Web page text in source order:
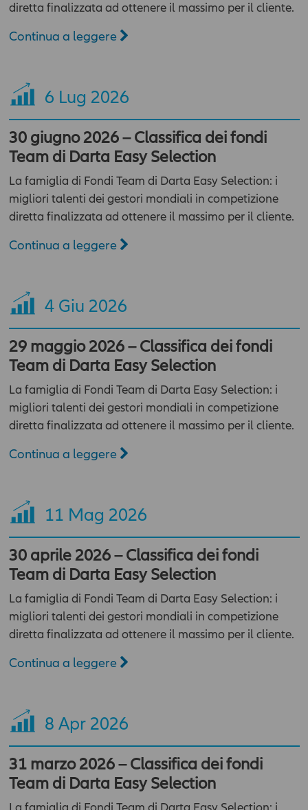
diretta finalizzata ad ottenere il massimo per il cliente.
Continua a leggere
6 Lug 2026
30 giugno 2026 – Classifica dei fondi
Team di Darta Easy Selection
La famiglia di Fondi Team di Darta Easy Selection: i
migliori talenti dei gestori mondiali in competizione
diretta finalizzata ad ottenere il massimo per il cliente.
Continua a leggere
4 Giu 2026
29 maggio 2026 – Classifica dei fondi
Team di Darta Easy Selection
La famiglia di Fondi Team di Darta Easy Selection: i
migliori talenti dei gestori mondiali in competizione
diretta finalizzata ad ottenere il massimo per il cliente.
Continua a leggere
11 Mag 2026
30 aprile 2026 – Classifica dei fondi
Team di Darta Easy Selection
La famiglia di Fondi Team di Darta Easy Selection: i
migliori talenti dei gestori mondiali in competizione
diretta finalizzata ad ottenere il massimo per il cliente.
Continua a leggere
8 Apr 2026
31 marzo 2026 – Classifica dei fondi
Team di Darta Easy Selection